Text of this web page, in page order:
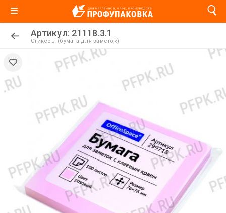
Артикул: 21118.3.1
Стикеры (бумага для заметок)